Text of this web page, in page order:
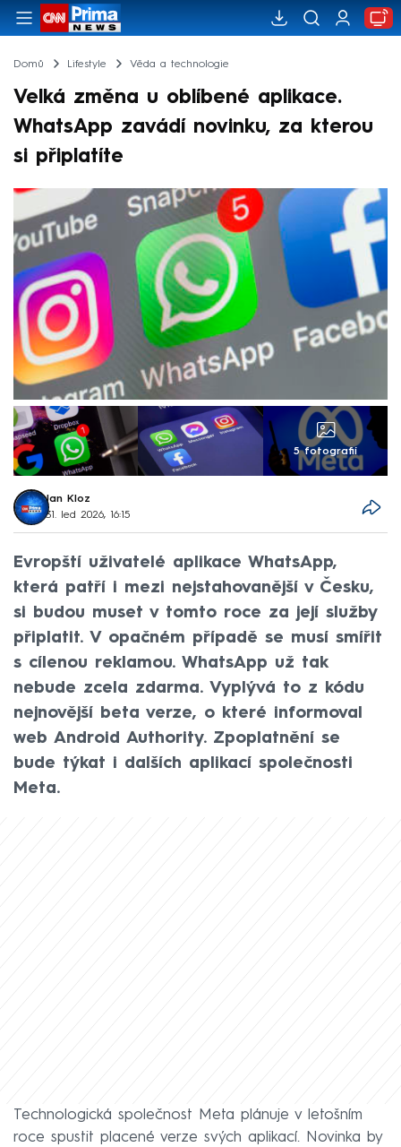
Domů Lifestyle Věda a technologie
Velká změna u oblíbené aplikace.
WhatsApp zavádí novinku, za kterou
si připlatíte
5 fotografií
Jan Kloz
31. led 2026, 16:15
Evropští uživatelé aplikace WhatsApp,
která patří i mezi nejstahovanější v Česku,
si budou muset v tomto roce za její služby
připlatit. V opačném případě se musí smířit
s cílenou reklamou. WhatsApp už tak
nebude zcela zdarma. Vyplývá to z kódu
nejnovější beta verze, o které informoval
web Android Authority. Zpoplatnění se
bude týkat i dalších aplikací společnosti
Meta.
Technologická společnost Meta plánuje v letošním
roce spustit placené verze svých aplikací. Novinka by